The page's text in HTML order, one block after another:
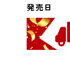
発売日